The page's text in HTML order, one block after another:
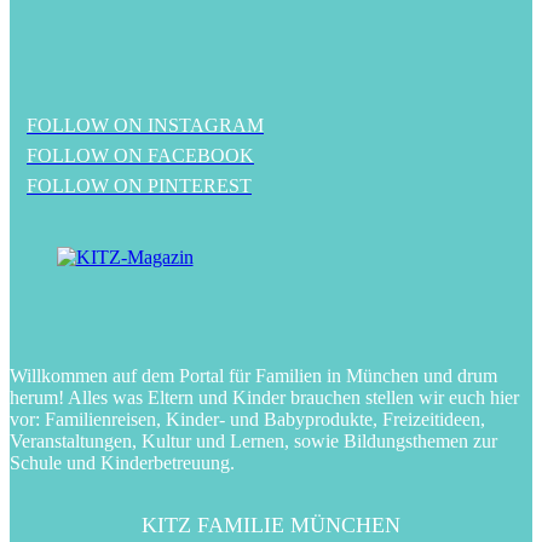
FOLLOW ON INSTAGRAM
FOLLOW ON FACEBOOK
FOLLOW ON PINTEREST
Willkommen auf dem Portal für Familien in München und drum
herum! Alles was Eltern und Kinder brauchen stellen wir euch hier
vor: Familienreisen, Kinder- und Babyprodukte, Freizeitideen,
Veranstaltungen, Kultur und Lernen, sowie Bildungsthemen zur
Schule und Kinderbetreuung.
KITZ FAMILIE MÜNCHEN